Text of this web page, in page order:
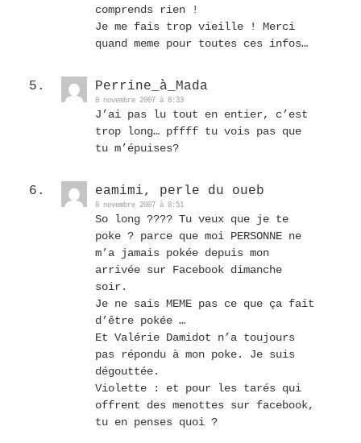
comprends rien !
Je me fais trop vieille ! Merci
quand meme pour toutes ces infos…
Perrine_à_Mada
8 novembre 2007 à 8:33
J’ai pas lu tout en entier, c’est
trop long… pffff tu vois pas que
tu m’épuises?
eamimi, perle du oueb
8 novembre 2007 à 8:51
So long ???? Tu veux que je te
poke ? parce que moi PERSONNE ne
m’a jamais pokée depuis mon
arrivée sur Facebook dimanche
soir.
Je ne sais MEME pas ce que ça fait
d’être pokée …
Et Valérie Damidot n’a toujours
pas répondu à mon poke. Je suis
dégouttée.
Violette : et pour les tarés qui
offrent des menottes sur facebook,
tu en penses quoi ?